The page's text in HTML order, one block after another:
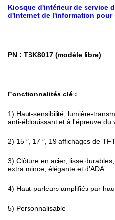
Kiosque d'intérieur de service
d'Internet de l'information pour
PN : TSK8017 (modèle libre)
Fonctionnalités clé :
1) Haut-sensibilité, lumière-
anti-éblouissant et à l'épreuve du
2) 15 ″, 17 ″, 19 affichages de
3) Clôture en acier, lisse
extra mince, élégante et d'ADA
4) Haut-parleurs amplifiés par
5) Personnalisable